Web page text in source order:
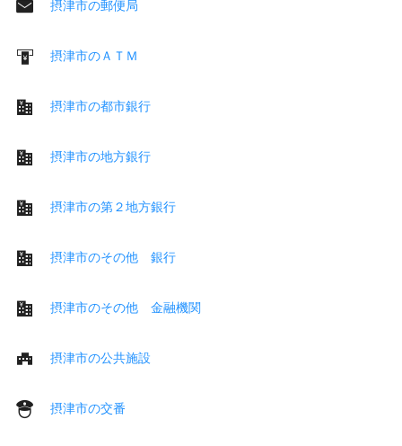
摂津市の郵便局
摂津市のＡＴＭ
摂津市の都市銀行
摂津市の地方銀行
摂津市の第２地方銀行
摂津市のその他 銀行
摂津市のその他 金融機関
摂津市の公共施設
摂津市の交番